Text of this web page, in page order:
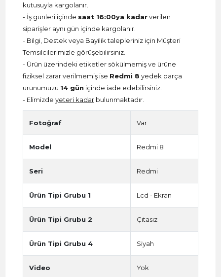
kutusuyla kargolanır.
- İş günleri içinde saat 16:00ya kadarverilen
siparişler aynı gün içinde kargolanır.
- Bilgi, Destek veya Bayilik talepleriniz için Müşteri
Temsilcilerimizle görüşebilirsiniz.
- Ürün üzerindeki etiketler sökülmemiş ve ürüne
fiziksel zarar verilmemiş ise Redmi 8 yedek parça
ürünümüzü 14 gün içinde iade edebilirsiniz.
- Elimizde yeteri kadar bulunmaktadır.
Fotoğraf Var
Model Redmi 8
Seri Redmi
Ürün Tipi Grubu 1 Lcd - Ekran
Ürün Tipi Grubu 2 Çıtasız
Ürün Tipi Grubu 4 Siyah
Video Yok